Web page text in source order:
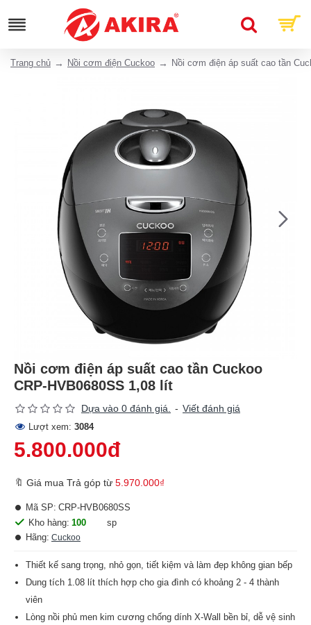
Trang chủ Nồi cơm điện Cuckoo Nồi cơm điện áp suất cao tần
Nồi cơm điện áp suất cao tần Cuckoo
CRP-HVB0680SS 1,08 lít
Dựa vào 0 đánh giá. - Viết đánh giá
Lượt xem: 3084
5.800.000đ
🔖 Giá mua Trả góp từ 5.970.000₫
Kho hàng: 100
sp
Hãng: Cuckoo
Mã SP: CRP-HVB0680SS
Thiết kế sang trọng, nhỏ gọn, tiết kiệm và làm đẹp không gian bếp
Dung tích 1.08 lít thích hợp cho gia đình có khoảng 2 - 4 thành
viên
Lòng nồi phủ men kim cương chống dính X-Wall bền bỉ, dễ vệ sinh